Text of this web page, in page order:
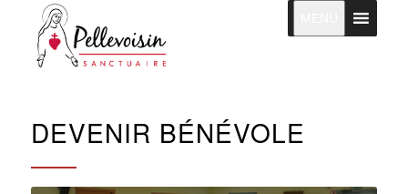
DEVENIR BÉNÉVOLE